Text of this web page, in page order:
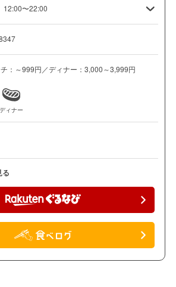
12:00〜22:00
：～999円／ディナー：3,000～3,999円
ディナー
る